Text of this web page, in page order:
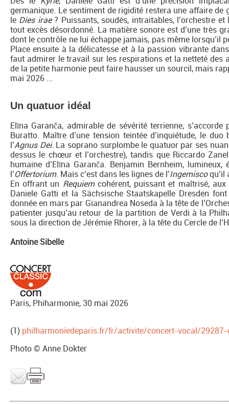
germanique. Le sentiment de rigidité restera une affaire
le Dies irae? Puissants, soudés, intraitables, l’orchestre
tout excès désordonné. La matière sonore est d’une très
dont le contrôle ne lui échappe jamais, pas même lorsqu’il
Place ensuite à la délicatesse et à la passion vibrante
faut admirer le travail sur les respirations et la netteté des
de la petite harmonie peut faire hausser un sourcil, mais
mai 2026 ...
Un quatuor idéal
Elīna Garanča, admirable de sévérité terrienne,
Buratto. Maître d’une tension teintée d’inquiétude, le
l’Agnus Dei. La soprano surplombe le quatuor par ses
dessus le chœur et l’orchestre), tandis que Riccardo
humaine d’Elīna Garanča. Benjamin Bernheim,
l’Offertorium. Mais c’est dans les lignes de l’Ingemiscoqu’il
En offrant un Requiemcohérent, puissant et maîtrisé,
Daniele Gatti et la Sächsische Staatskapelle Dresden
donnée en mars par Gianandrea Noseda à la tête de
patienter jusqu’au retour de la partition de Verdi à la
sous la direction de Jérémie Rhorer, à la tête du Cercle de
Antoine Sibelle
Paris, Phiharmonie, 30 mai 2026
(1) philharmoniedeparis.fr/fr/activite/concert-vocal/
Photo © Anne Dokter